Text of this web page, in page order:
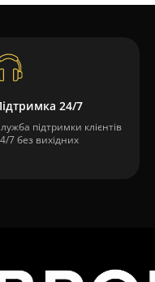
24/7
підтримки клієнтів
7 без вихідних